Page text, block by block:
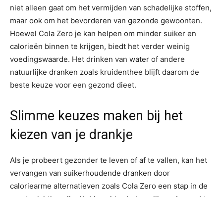
niet alleen gaat om het vermijden van schadelijke stoffen,
maar ook om het bevorderen van gezonde gewoonten.
Hoewel Cola Zero je kan helpen om minder suiker en
calorieën binnen te krijgen, biedt het verder weinig
voedingswaarde. Het drinken van water of andere
natuurlijke dranken zoals kruidenthee blijft daarom de
beste keuze voor een gezond dieet.
Slimme keuzes maken bij het
kiezen van je drankje
Als je probeert gezonder te leven of af te vallen, kan het
vervangen van suikerhoudende dranken door
caloriearme alternatieven zoals Cola Zero een stap in de